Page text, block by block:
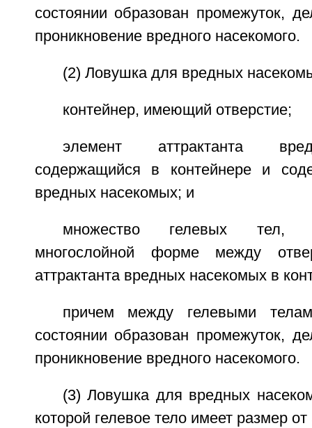
состоянии образован промежуток,
проникновение вредного насекомого.
(2) Ловушка для вредных
контейнер, имеющий отверстие;
элемент аттрактанта
содержащийся в контейнере и
вредных насекомых; и
множество гелевых тел,
многослойной форме между
аттрактанта вредных насекомых в
причем между гелевыми
состоянии образован промежуток,
проникновение вредного насекомого.
(3) Ловушка для вредных
которой гелевое тело имеет размер